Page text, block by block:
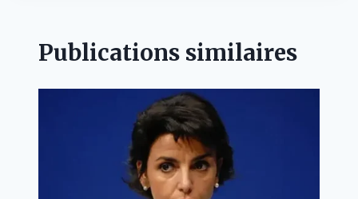
Publications similaires